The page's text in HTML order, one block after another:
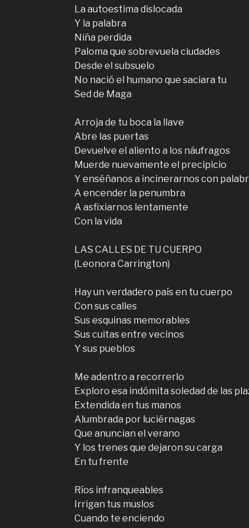
La autoestima dislocada
Y la palabra
Niña perdida
Paloma que sobrevuela ciudades
Desde el subsuelo
No nació el humano que saciara tu
Sed de Maga
Arroja de tu boca la llave
Abre las puertas
Devuelve el aliento a los náufragos
Muerde nuevamente el precipicio
Y enséñanos a incinerarnos con
A encender la penumbra
A asfixiarnos lentamente
Con la vida
LAS CALLES DE TU CUERPO
(Leonora Carrington)
Hay un verdadero país en tu cuerpo
Con sus calles
Sus esquinas memorables
Sus cuitas entre vecinos
Y sus pueblos
Me adentro a recorrerlo
Exploro esa indómita soledad de las
Extendida en tus manos
Alumbrada por luciérnagas
Que anuncian el verano
Y los trenes que dejaron su carga
En tu frente
Ríos infranqueables
Irrigan tus muslos
Cuando te enciendo